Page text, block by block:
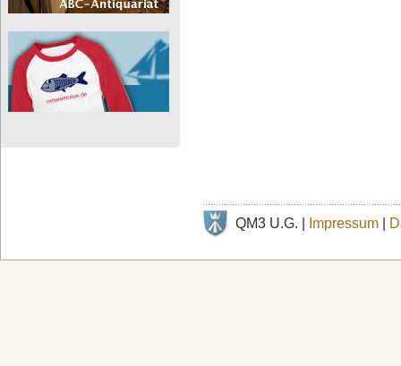
QM3 U.G. | Impressum